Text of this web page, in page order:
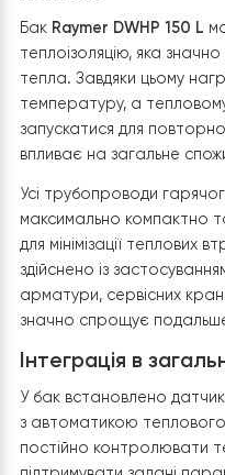
У процесі
побутовий бойлер,
сучасної системи
Замість нього
,
з
Об’єм150 літрівє
щоденних потреб
активного
запас гарячої води,
користування душем,
Бойлер оснащений